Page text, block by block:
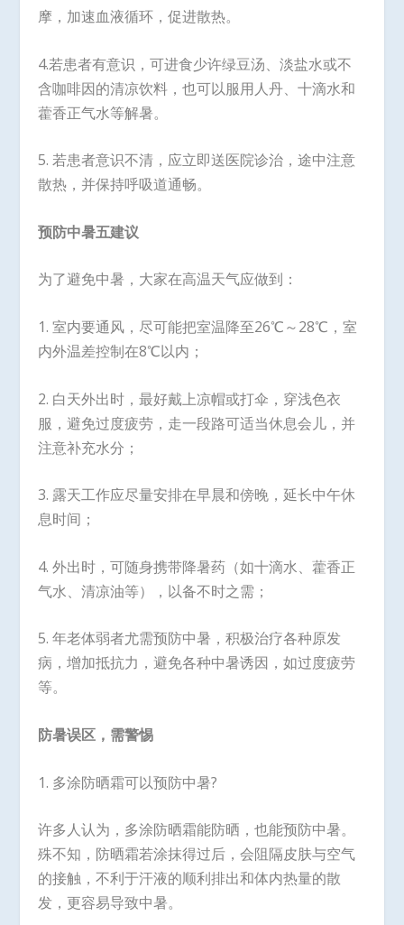
摩，加速血液循环，促进散热。
4.若患者有意识，可进食少许绿豆汤、淡盐水或不
含咖啡因的清凉饮料，也可以服用人丹、十滴水和
藿香正气水等解暑。
5. 若患者意识不清，应立即送医院诊治，途中注意
散热，并保持呼吸道通畅。
预防中暑五建议
为了避免中暑，大家在高温天气应做到：
1. 室内要通风，尽可能把室温降至26℃～28℃，室
内外温差控制在8℃以内；
2. 白天外出时，最好戴上凉帽或打伞，穿浅色衣
服，避免过度疲劳，走一段路可适当休息会儿，并
注意补充水分；
3. 露天工作应尽量安排在早晨和傍晚，延长中午休
息时间；
4. 外出时，可随身携带降暑药（如十滴水、藿香正
气水、清凉油等），以备不时之需；
5. 年老体弱者尤需预防中暑，积极治疗各种原发
病，增加抵抗力，避免各种中暑诱因，如过度疲劳
等。
防暑误区，需警惕
1. 多涂防晒霜可以预防中暑?
许多人认为，多涂防晒霜能防晒，也能预防中暑。
殊不知，防晒霜若涂抹得过后，会阻隔皮肤与空气
的接触，不利于汗液的顺利排出和体内热量的散
发，更容易导致中暑。